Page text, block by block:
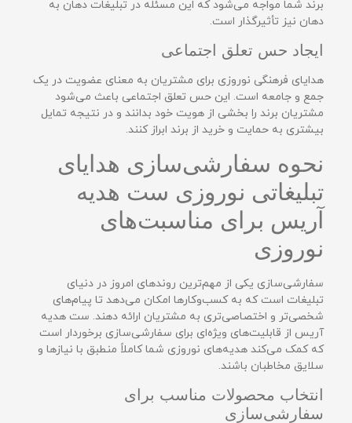
برند شما مواجه می‌شود که این مسئله در تبلیغات دهان به
دهان نیز تأثیرگذار است.
ایجاد حس تعلق اجتماعی
هدایای فرهنگی نوروزی برای مشتریان به معنای عضویت در یک
جمع و جامعه است. این حس تعلق اجتماعی باعث می‌شود
مشتریان برند را بخشی از هویت خود بدانند و در نتیجه تمایل
بیشتری به حمایت و خرید از برند ابراز کنند.
نحوه سفارشی‌سازی هدایای
تبلیغاتی نوروزی ست هدیه
آریس برای مناسبت‌های
نوروزی
سفارشی‌سازی یکی از مهم‌ترین روندهای امروز در دنیای
تبلیغات است که به کسب‌وکارها امکان می‌دهد تا پیام‌های
شخصی‌تر و اختصاصی‌تری به مشتریان ارائه دهند. ست هدیه
آریس از قابلیت‌های ویژه‌ای برای سفارشی‌سازی برخوردار است
که کمک می‌کند هدیه‌های نوروزی شما کاملاً منطبق با نیازها و
سلایق مخاطبان باشند.
انتخاب محصولات مناسب برای
سفارشی‌سازی